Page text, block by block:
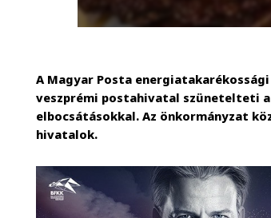
A Magyar Posta
veszprémi postahivatal szünetelteti
elbocsátásokkal. Az önkormányzat
hivatalok.